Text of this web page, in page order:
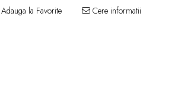
Adauga la Favorite Cere informatii